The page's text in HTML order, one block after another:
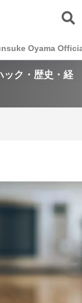
Oyama
ック・歴史・経